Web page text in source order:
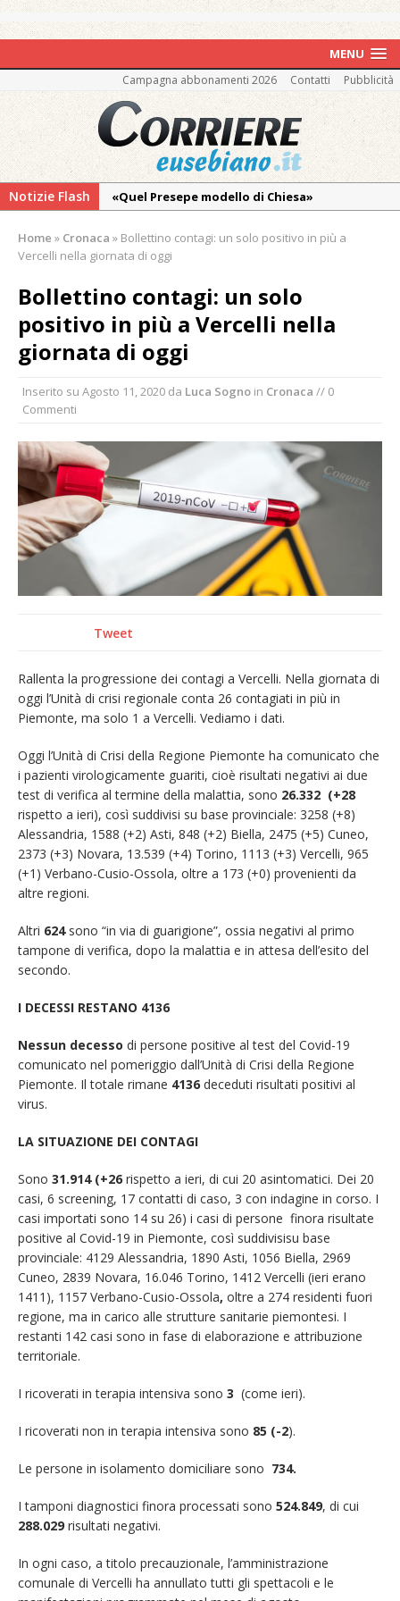
MENU
Campagna abbonamenti 2026 Contatti Pubblicità
Notizie Flash
«Quel Presepe modello di Chiesa»
Ringraziamento: convegno, messa e
Incendio sul Monte Barone: si estende il
fronte. Evacuato il rifugio e chiusi tutti i
sentieri
Vercelli: in alcune vie nuova tracciatura delle
zone blu
alle pendici del Monte Barone
Centinaia di vercellesi a Oropa per il
pellegrinaggio diocesano
Intervento dei vigili del fuoco per un
incendio di sterpaglie a Caresanablot
Dieci anni fa l’ingresso a Vercelli
dell’arcivescovo mons. Marco Arnolfo
Home » Cronaca » Bollettino contagi: un solo positivo in più a
Vercelli nella giornata di oggi
Bollettino contagi: un solo
positivo in più a Vercelli nella
giornata di oggi
Inserito su Agosto 11, 2020 da Luca Sogno in Cronaca // 0
Commenti
Tweet
Rallenta la progressione dei contagi a Vercelli. Nella giornata di
oggi l’Unità di crisi regionale conta 26 contagiati in più in
Piemonte, ma solo 1 a Vercelli. Vediamo i dati.
Oggi l’Unità di Crisi della Regione Piemonte ha comunicato che
i pazienti virologicamente guariti, cioè risultati negativi ai due
test di verifica al termine della malattia, sono 26.332 (+28
rispetto a ieri), così suddivisi su base provinciale: 3258 (+8)
Alessandria, 1588 (+2) Asti, 848 (+2) Biella, 2475 (+5) Cuneo,
2373 (+3) Novara, 13.539 (+4) Torino, 1113 (+3) Vercelli, 965
(+1) Verbano-Cusio-Ossola, oltre a 173 (+0) provenienti da
altre regioni.
Altri 624 sono “in via di guarigione”, ossia negativi al primo
tampone di verifica, dopo la malattia e in attesa dell’esito del
secondo.
I DECESSI RESTANO 4136
Nessun decesso di persone positive al test del Covid-19
comunicato nel pomeriggio dall’Unità di Crisi della Regione
Piemonte. Il totale rimane 4136 deceduti risultati positivi al
virus.
LA SITUAZIONE DEI CONTAGI
Sono 31.914 (+26 rispetto a ieri, di cui 20 asintomatici. Dei 20
casi, 6 screening, 17 contatti di caso, 3 con indagine in corso. I
casi importati sono 14 su 26) i casi di persone finora risultate
positive al Covid-19 in Piemonte, così suddivisisu base
provinciale: 4129 Alessandria, 1890 Asti, 1056 Biella, 2969
Cuneo, 2839 Novara, 16.046 Torino, 1412 Vercelli (ieri erano
1411), 1157 Verbano-Cusio-Ossola, oltre a 274 residenti fuori
regione, ma in carico alle strutture sanitarie piemontesi. I
restanti 142 casi sono in fase di elaborazione e attribuzione
territoriale.
I ricoverati in terapia intensiva sono 3 (come ieri).
I ricoverati non in terapia intensiva sono 85 (-2).
Le persone in isolamento domiciliare sono 734.
I tamponi diagnostici finora processati sono 524.849, di cui
288.029 risultati negativi.
In ogni caso, a titolo precauzionale, l’amministrazione
comunale di Vercelli ha annullato tutti gli spettacoli e le